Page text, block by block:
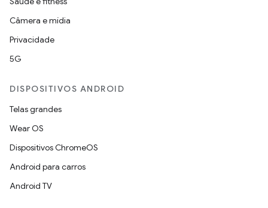
Câmera e mídia
Privacidade
5G
DISPOSITIVOS ANDROID
Telas grandes
Wear OS
Dispositivos ChromeOS
Android para carros
Android TV